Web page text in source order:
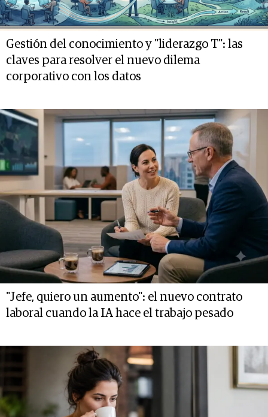
Gestión del conocimiento y "liderazgo T": las
claves para resolver el nuevo dilema
corporativo con los datos
"Jefe, quiero un aumento": el nuevo contrato
laboral cuando la IA hace el trabajo pesado